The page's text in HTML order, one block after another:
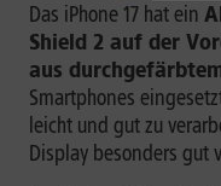
Das iPhone 17 hat ein
Shield 2 auf der
aus
Smartphones
leicht und gut zu
Display besonders gut